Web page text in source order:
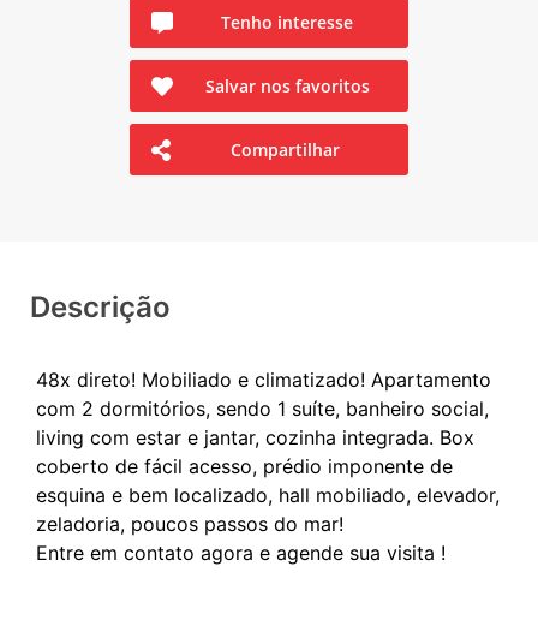
Tenho interesse
Salvar nos favoritos
Compartilhar
Descrição
48x direto! Mobiliado e climatizado! Apartamento
com 2 dormitórios, sendo 1 suíte, banheiro social,
living com estar e jantar, cozinha integrada. Box
coberto de fácil acesso, prédio imponente de
esquina e bem localizado, hall mobiliado, elevador,
zeladoria, poucos passos do mar!